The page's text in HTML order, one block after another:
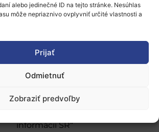
alebo jedinečné ID na tejto stránke. Nesúhlas
môže nepriaznivo ovplyvniť určité vlastnosti a
Prijať
Odmietnuť
Zobraziť predvoľby
Stáže a pobyty
osobných údajov
Programu Slovensko. Portál
informácií SR“